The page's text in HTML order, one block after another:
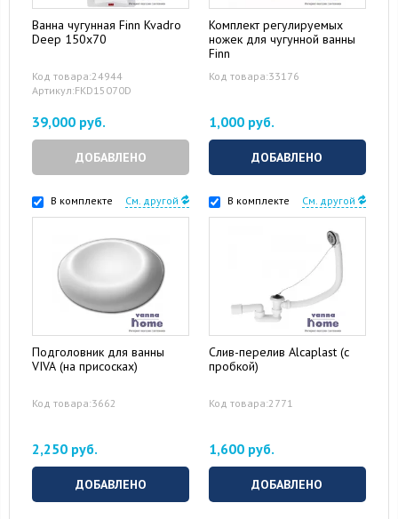
Ванна чугунная Finn Kvadro
Deep 150x70
Код товара:24944
Артикул:FKD15070D
39,000 руб.
ДОБАВЛЕНО
Комплект регулируемых
ножек для чугунной ванны
Finn
Код товара:33176
1,000 руб.
ДОБАВЛЕНО
В комплекте См. другой
Подголовник для ванны
VIVA (на присосках)
Код товара:3662
2,250 руб.
ДОБАВЛЕНО
В комплекте См. другой
Слив-перелив Alcaplast (с
пробкой)
Код товара:2771
1,600 руб.
ДОБАВЛЕНО